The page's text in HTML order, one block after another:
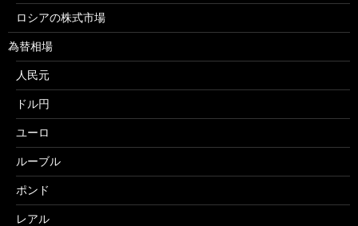
ロシアの株式市場
為替相場
人民元
ドル円
ユーロ
ルーブル
ポンド
レアル